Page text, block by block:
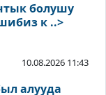
болушу
к ..>
10.08.2026 11:43
алууда